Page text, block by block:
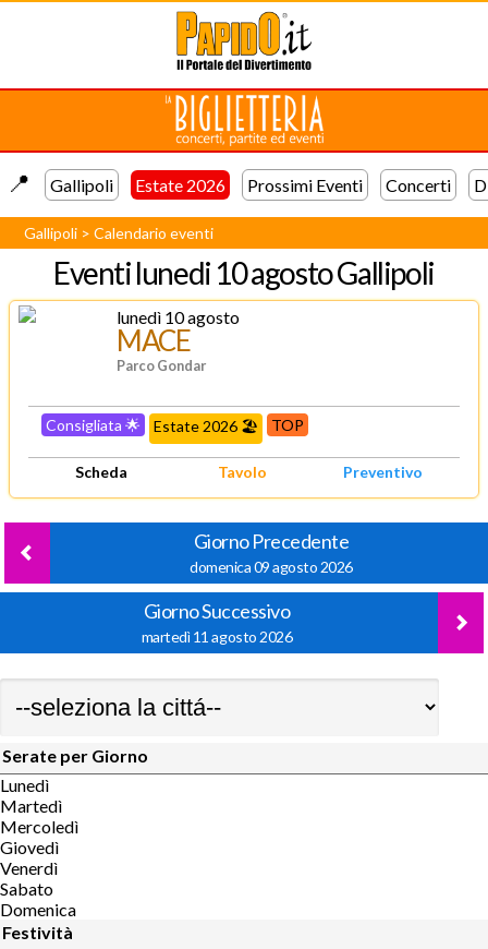
📍️ Gallipoli Estate 2026 Prossimi Eventi Concerti
Gallipoli >Calendario eventi
Eventilunedi 10 agosto Gallipoli
lunedì 10 agosto
MACE
Parco Gondar
Consigliata 🌟 Estate 2026 🏖️ TOP
Scheda Tavolo Preventivo
Giorno Precedente
domenica 09 agosto 2026
Giorno Successivo
martedì 11 agosto 2026
Serate per Giorno
Lunedì
Martedì
Mercoledì
Giovedì
Venerdì
Sabato
Domenica
Festività